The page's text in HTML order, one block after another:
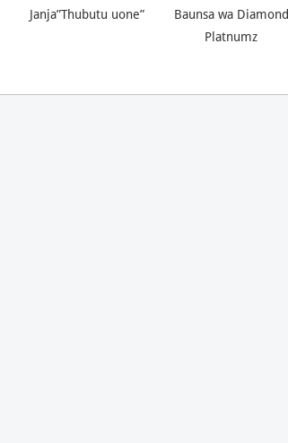
Janja”Thubutu uone”
Baunsa wa Diamond
Platnumz